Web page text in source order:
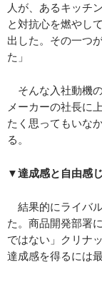
人が、あるキッチ
と対抗心を燃やし
出した。その一つ
た」
そんな入社動機
メーカーの社長に
たく思ってもいな
る。
▼達成感と自由感
結果的にライバ
た。商品開発部署
ではない」クリナ
達成感を得るには